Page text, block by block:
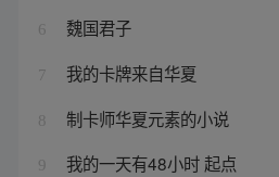
6 魏国君子
7 我的卡牌来自华夏
8 制卡师华夏元素的小说
9 我的一天有48小时 起点